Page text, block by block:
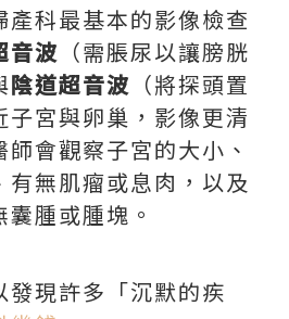
產科最基本的影像檢查
音波 （需脹尿以讓膀胱
陰道超音波 （將探頭置
子宮與卵巢，影像更清
會觀察子宮的大小、
有無肌瘤或息肉，以及
腫或腫塊。
發現許多「沉默的疾